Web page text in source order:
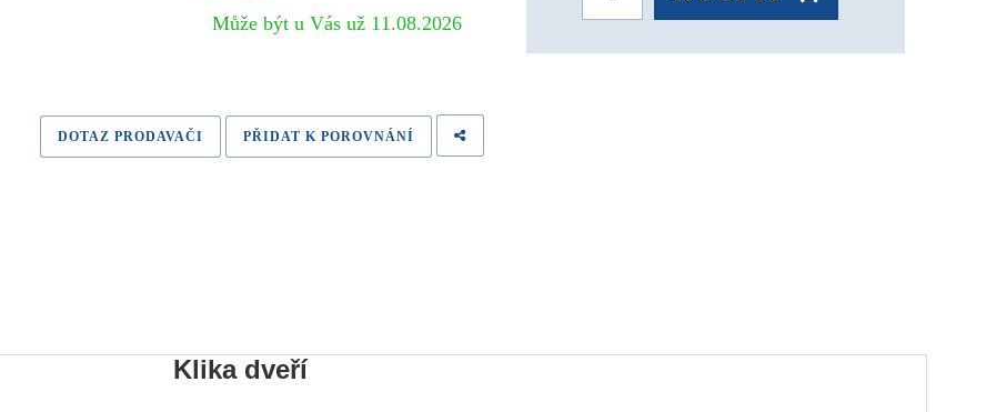
Může být u Vás už 11.08.2026
DOTAZ PRODAVAČI PŘIDAT K POROVNÁNÍ
Klika dveří